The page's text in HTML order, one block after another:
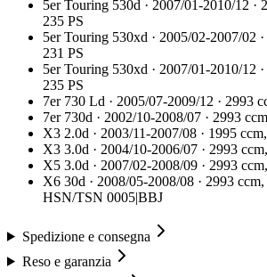
5er Touring 530d · 2007/01-2010/12 ·
235 PS
5er Touring 530xd · 2005/02-2007/02
231 PS
5er Touring 530xd · 2007/01-2010/12
235 PS
7er 730 Ld · 2005/07-2009/12 · 2993
7er 730d · 2002/10-2008/07 · 2993
X3 2.0d · 2003/11-2007/08 · 1995
X3 3.0d · 2004/10-2006/07 · 2993
X5 3.0d · 2007/02-2008/09 · 2993
X6 30d · 2008/05-2008/08 · 2993
HSN/TSN 0005|BBJ
Spedizione e consegna
Reso e garanzia